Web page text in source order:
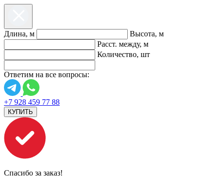
Длина, м
Высота, м
Расст. между, м
Количество, шт
Ответим на все вопросы:
+7 928 459 77 88
КУПИТЬ
Спасибо за заказ!